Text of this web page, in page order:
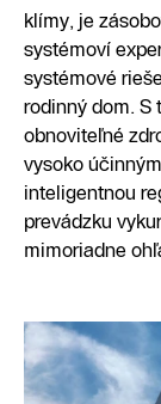
klímy, je
systémoví
systémové
rodinný dom. S
obnoviteľné
vysoko
inteligentnou
prevádzku
mimoriadne